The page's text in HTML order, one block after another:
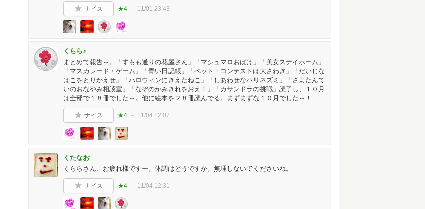
ナイス ★4 11/01 23:43
くらら♪
まとめて報告～。「すもも通りの花屋さん」「マシュマロおばけ」「美女ステイホーム」
「マスカレード・ゲーム」「青い日記帳」「ペット・コンテストは大さわぎ」「だいじな
はこをとりかえせ」「ハロウィンにきえたねこ」「しあわせなハリネズミ」「さよたんて
いのおなやみ相談室」「なぞのかみきれをおえ！」「カサンドラの挑戦」読了し、１０月
は全部で１８冊でした～。他に絵本を２８冊読んでる。まずまずな１０月でした～！
ナイス ★4 11/04 12:07
くたなお
くららさん、お疲れ様ですー。体調はどうですか。無理しないでくださいね。
ナイス ★4 11/04 12:31